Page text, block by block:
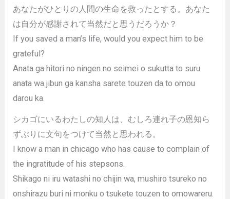
あなたがひとりの人間の生命を救ったとする。あなた
は自分が感謝されて当然だと思うだろうか？
If you saved a man’s life, would you expect him to be
grateful?
Anata ga hitori no ningen no seimei o sukutta to suru.
anata wa jibun ga kansha sarete touzen da to omou
darou ka.
シカゴにいるわたしの知人は、むしろ連れ子の恩知ら
ずぶりに文句をつけて当然と思われる。
I know a man in chicago who has cause to complain of
the ingratitude of his stepsons.
Shikago ni iru watashi no chijin wa, mushiro tsureko no
onshirazu buri ni monku o tsukete touzen to omowareru.